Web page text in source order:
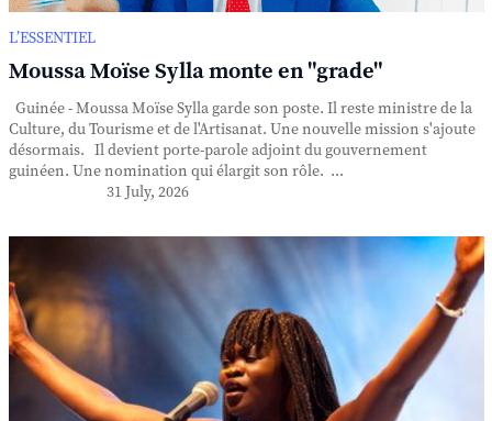
L’ESSENTIEL
Moussa Moïse Sylla monte en "grade"
Guinée - Moussa Moïse Sylla garde son poste. Il reste ministre de la
Culture, du Tourisme et de l'Artisanat. Une nouvelle mission s'ajoute
désormais. Il devient porte-parole adjoint du gouvernement
guinéen. Une nomination qui élargit son rôle. ...
31 July, 2026